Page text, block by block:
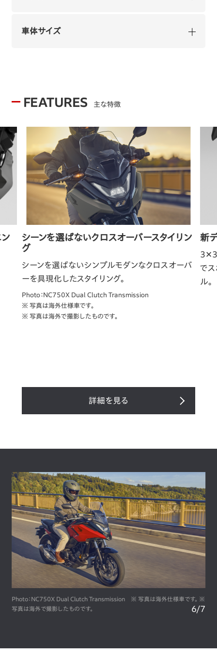
車体サイズ
FEATURES 主な特徴
シーンを選ばないクロスオーバースタイリン
グ
シーンを選ばないシンプルモダンなクロスオーバ
ーを具現化したスタイリング。
Photo：NC750X Dual Clutch Transmission
※ 写真は海外仕様車です。
※ 写真は海外で撮影したものです。
新
3✕3
で
ル。
詳細を見る
Photo：NC750X Dual Clutch Transmission ※ 写真は海外仕様車です。 ※
写真は海外で撮影したものです。
6/7